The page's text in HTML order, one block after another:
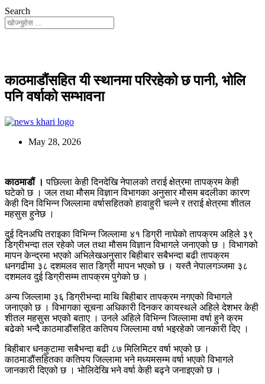
Search
काठमाडौंसहित यी स्थानमा परिरहेको छ पानी, भोलि
पनि वर्षाको सम्भावना
May 28, 2026
काठमाडौं । पछिल्ला केही दिनदेखि नेपालको तराई क्षेत्रमा तापक्रम केही
घटेको छ । जल तथा मौसम विज्ञान विभागका अनुसार मौसम बदलीका कारण
केही दिन विभिन्न जिल्लामा वर्षासहितको हावाहुरी चल्ने र तराई क्षेत्रमा शीतल
महसुस हुनेछ ।
दुई दिनअघि तराइका विभिन्न जिल्लामा ४१ डिग्री नाघेको तापक्रम अहिले ३९
डिग्रीभन्दा तल रहेको जल तथा मौसम विज्ञान विभागले जनाएको छ । विभागको
मापन केन्द्रमा भएको अभिलेखअनुसार बिहीबार सबैभन्दा बढी तापक्रम
धनगढीमा ३८ दशमलव सात डिग्री मापन भएको छ । यस्तै नेपालगञ्जमा ३८
दशमलव दुई डिग्रीसम्म तापक्रम पुगेको छ ।
अन्य जिल्लामा ३६ डिग्रीभन्दा माथि बिहीबार तापक्रम नगएको विभागले
जनाएको छ । विभागका सूचना अधिकारी दिनकर कायस्थले अहिले देशभर केही
शीतल महसुस भएको बताए । उनले अहिले विभिन्न जिल्लामा वर्षा हुने क्रम
बढेको भन्दै काठमाडौंसहित कतिपय जिल्लामा वर्षा भइरहेको जानकारी दिए ।
बिहीबार धनकुटामा सबैभन्दा बढी ८७ मिलिमिटर वर्षा भएको छ ।
काठमाडौंसहितका कतिपय जिल्लामा भने मध्यमसम्म वर्षा भएको विभागले
जानकारी दिएको छ । भोलिदेखि भने वर्षा केही बढ्ने जनाइएको छ ।